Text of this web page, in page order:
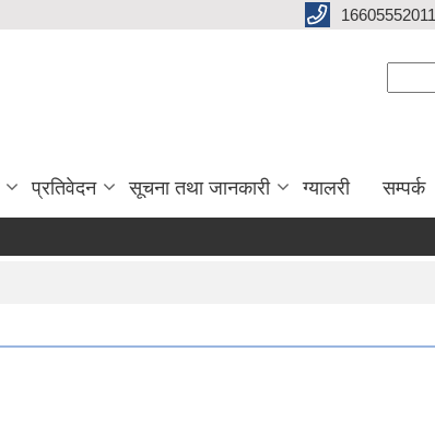
16605552011
प्रतिवेदन सूचना तथा जानकारी ग्यालरी सम्पर्क